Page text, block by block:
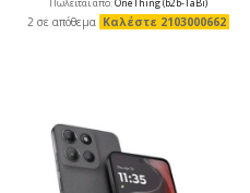
Πωλείται από:OneThing (b2b-TaBi)
2 σε απόθεμα Καλέστε 2103000662